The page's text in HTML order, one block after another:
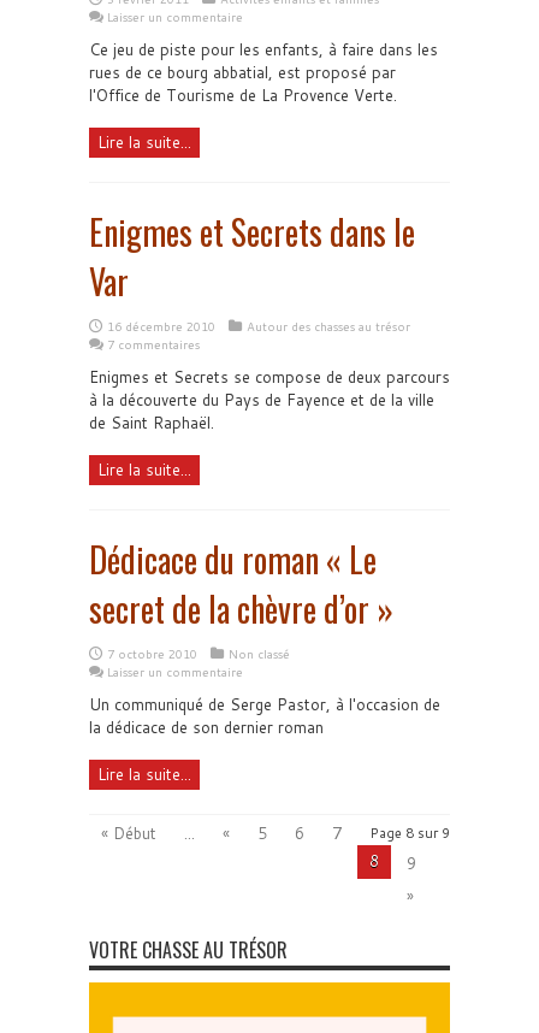
Laisser un commentaire
Ce jeu de piste pour les enfants, à faire dans les
rues de ce bourg abbatial, est proposé par
l'Office de Tourisme de La Provence Verte.
Lire la suite...
Enigmes et Secrets dans le
Var
16 décembre 2010
Autour des chasses au trésor
7 commentaires
Enigmes et Secrets se compose de deux parcours
à la découverte du Pays de Fayence et de la ville
de Saint Raphaël.
Lire la suite...
Dédicace du roman « Le
secret de la chèvre d’or »
7 octobre 2010
Non classé
Laisser un commentaire
Un communiqué de Serge Pastor, à l'occasion de
la dédicace de son dernier roman
Lire la suite...
Page 8 sur 9
« Début ... « 5 6
7
8
9
»
VOTRE CHASSE AU TRÉSOR